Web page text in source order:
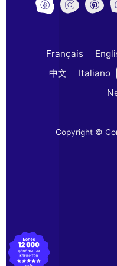
Français
中文
Italiano
Copyright ©